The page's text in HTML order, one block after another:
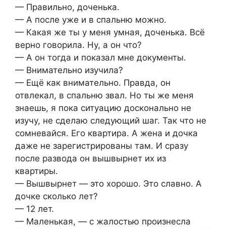
— Правильно, доченька.
— А после уже и в спальню можно.
— Какая же ты у меня умная, доченька. Всё
верно говорила. Ну, а он что?
— А он тогда и показал мне документы.
— Внимательно изучила?
— Ещё как внимательно. Правда, он
отвлекал, в спальню звал. Но ты же меня
знаешь, я пока ситуацию досконально не
изучу, не сделаю следующий шаг. Так что не
сомневайся. Его квартира. А жена и дочка
даже не зарегистрированы там. И сразу
после развода он вышвырнет их из
квартиры.
— Вышвырнет — это хорошо. Это славно. А
дочке сколько лет?
— 12 лет.
— Маленькая, — с жалостью произнесла